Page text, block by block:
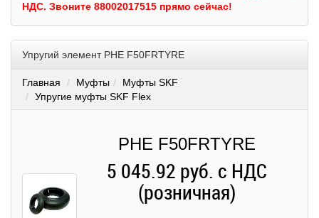
НДС. Звоните 88002017515 прямо сейчас!
Упругий элемент PHE F50FRTYRE
Главная Муфты
Муфты SKF
Упругие муфты SKF Flex
PHE F50FRTYRE
5 045.92 руб. с НДС
(розничная)